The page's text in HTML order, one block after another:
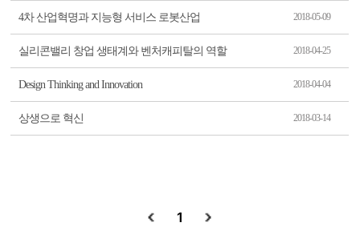
4차 산업혁명과 지능형 서비스 로봇산업 2018-05-09
실리콘밸리 창업 생태계와 벤처캐피탈의 역할 2018-04-25
Design Thinking and Innovation 2018-04-04
상생으로 혁신 2018-03-14
1